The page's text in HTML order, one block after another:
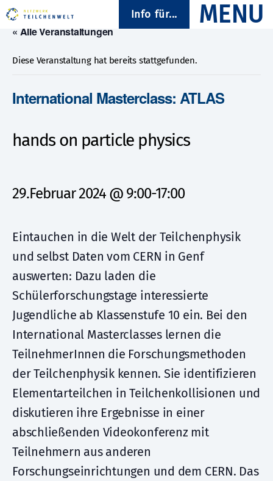
Info für...
« Alle Veranstaltungen
Diese Veranstaltung hat bereits stattgefunden.
International Masterclass: ATLAS
hands on particle physics
29.Februar 2024 @ 9:00-17:00
Eintauchen in die Welt der Teilchenphysik
und selbst Daten vom CERN in Genf
auswerten: Dazu laden die
Schülerforschungstage interessierte
Jugendliche ab Klassenstufe 10 ein. Bei den
International Masterclasses lernen die
TeilnehmerInnen die Forschungsmethoden
der Teilchenphysik kennen. Sie identifizieren
Elementarteilchen in Teilchenkollisionen und
diskutieren ihre Ergebnisse in einer
abschließenden Videokonferenz mit
Teilnehmern aus anderen
Forschungseinrichtungen und dem CERN. Das